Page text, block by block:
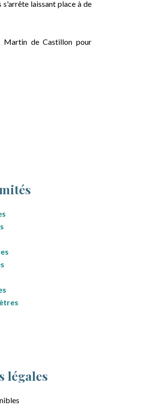
laissant place à de
Martin de Castillon pour
légales